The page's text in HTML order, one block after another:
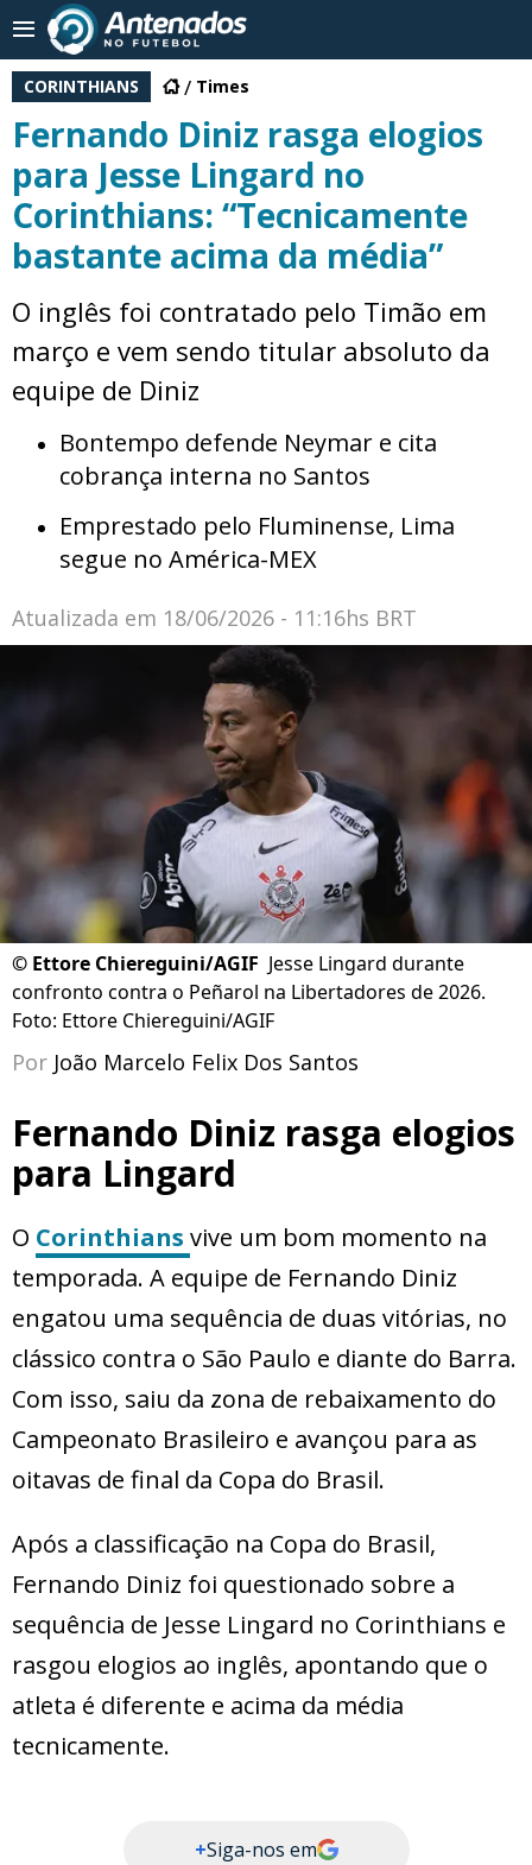
CORINTHIANS Times
Fernando Diniz rasga elogios
para Jesse Lingard no
Corinthians: “Tecnicamente
bastante acima da média”
O inglês foi contratado pelo Timão em
março e vem sendo titular absoluto da
equipe de Diniz
Bontempo defende Neymar e cita
cobrança interna no Santos
Emprestado pelo Fluminense, Lima
segue no América-MEX
Atualizada em 18/06/2026 - 11:16hs BRT
© Ettore Chiereguini/AGIF Jesse Lingard durante
confronto contra o Peñarol na Libertadores de 2026.
Foto: Ettore Chiereguini/AGIF
Por João Marcelo Felix Dos Santos
Fernando Diniz rasga elogios
para Lingard
O Corinthians vive um bom momento na
temporada. A equipe de Fernando Diniz
engatou uma sequência de duas vitórias, no
clássico contra o São Paulo e diante do Barra.
Com isso, saiu da zona de rebaixamento do
Campeonato Brasileiro e avançou para as
oitavas de final da Copa do Brasil.
Após a classificação na Copa do Brasil,
Fernando Diniz foi questionado sobre a
sequência de Jesse Lingard no Corinthians e
rasgou elogios ao inglês, apontando que o
atleta é diferente e acima da média
tecnicamente.
+Siga-nos em